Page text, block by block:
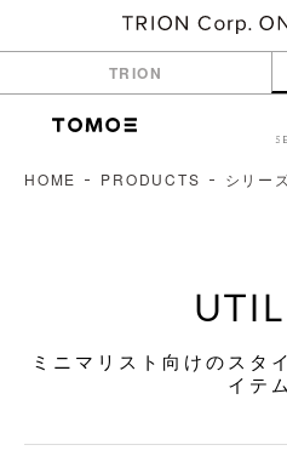
TRION
HOME PRODUCTS シリー
ミニマリスト向けのスタ
イテ